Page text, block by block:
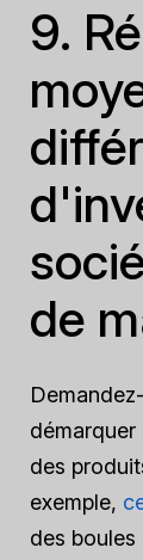
9.
de
des
exemple,
des boules